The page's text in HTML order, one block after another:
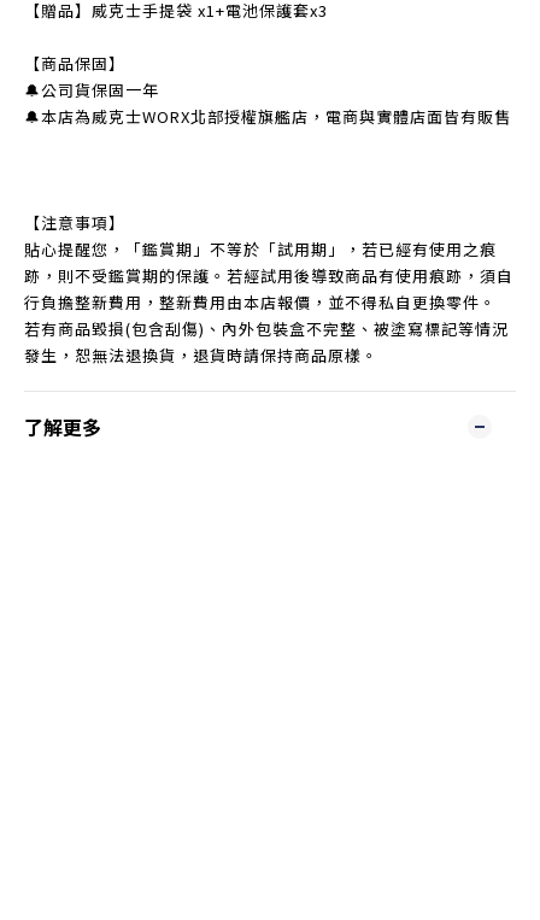
【贈品】威克士手提袋 x1+電池保護套x3
【商品保固】
🔔公司貨保固一年
🔔本店為威克士WORX北部授權旗艦店，電商與實體店面皆有販售
【注意事項】
貼心提醒您，「鑑賞期」不等於「試用期」，若已經有使用之痕
跡，則不受鑑賞期的保護。若經試用後導致商品有使用痕跡，須自
行負擔整新費用，整新費用由本店報價，並不得私自更換零件。
若有商品毀損(包含刮傷)、內外包裝盒不完整、被塗寫標記等情況
發生，恕無法退換貨，退貨時請保持商品原樣。
了解更多